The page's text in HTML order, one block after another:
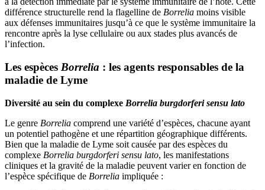
différence structurelle rend la flagelline de Borrelia moins visible
aux défenses immunitaires jusqu’à ce que le système immunitaire la
rencontre après la lyse cellulaire ou aux stades plus avancés de
l’infection.
Les espèces Borrelia : les agents responsables de la
maladie de Lyme
Diversité au sein du complexe Borrelia burgdorferi sensu lato
Le genre Borrelia comprend une variété d’espèces, chacune ayant
un potentiel pathogène et une répartition géographique différents.
Bien que la maladie de Lyme soit causée par des espèces du
complexe Borrelia burgdorferi sensu lato, les manifestations
cliniques et la gravité de la maladie peuvent varier en fonction de
l’espèce spécifique de Borrelia impliquée :